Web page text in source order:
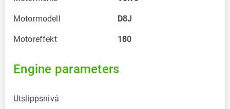
Motormodell D8J
Motoreffekt 180
Engine parameters
Utslippsnivå